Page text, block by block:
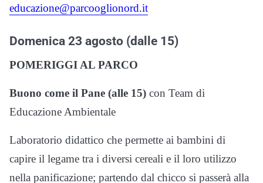
educazione@parcooglionord.it
Domenica 23 agosto (dalle 15)
POMERIGGI AL PARCO
Buono come il Pane (alle 15) con Team di
Educazione Ambientale
Laboratorio didattico che permette ai bambini di
capire il legame tra i diversi cereali e il loro utilizzo
nella panificazione; partendo dal chicco si passerà alla